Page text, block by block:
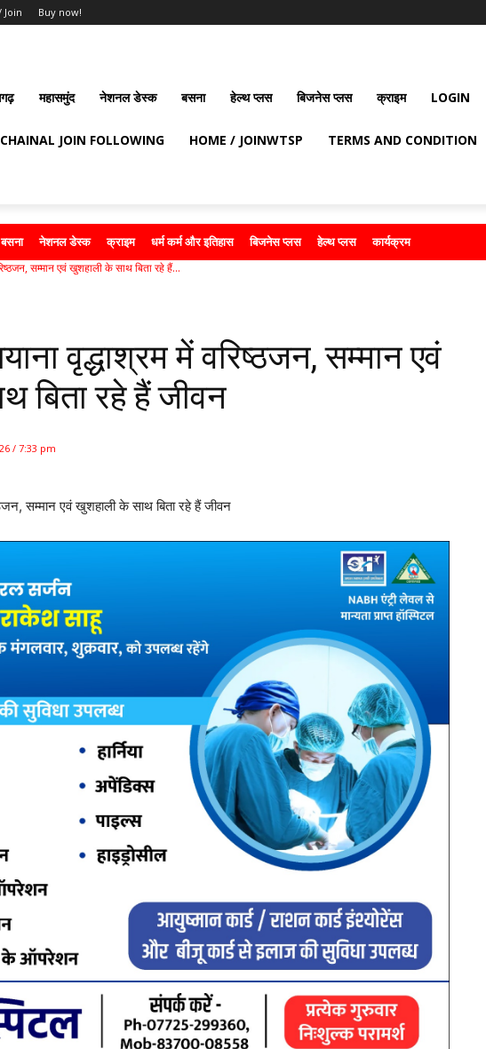
Join Buy now!
महासमुंद नेशनल डेस्क बसना हेल्थ प्लस बिजनेस प्लस क्राइम LOGIN
JOIN FOLLOWING HOME / JOINWTSP TERMS AND CONDITION
बसना नेशनल डेस्क क्राइम धर्म कर्म और इतिहास बिजनेस प्लस हेल्थ प्लस कार्यक्रम
सम्मान एवं खुशहाली के साथ बिता रहे हैं...
वृद्धाश्रम में वरिष्ठजन, सम्मान एवं
बिता रहे हैं जीवन
/ 7:33 pm
सम्मान एवं खुशहाली के साथ बिता रहे हैं जीवन